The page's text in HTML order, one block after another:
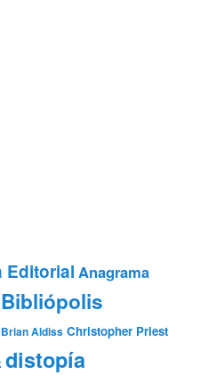
Editorial Anagrama
Bibliópolis
Brian Aldiss Christopher Priest
distopía